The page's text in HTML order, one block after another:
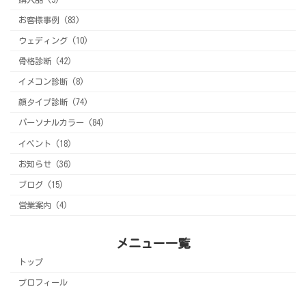
お客様事例 (83)
ウェディング (10)
骨格診断 (42)
イメコン診断 (8)
顔タイプ診断 (74)
パーソナルカラー (84)
イベント (18)
お知らせ (36)
ブログ (15)
営業案内 (4)
メニュー一覧
トップ
プロフィール